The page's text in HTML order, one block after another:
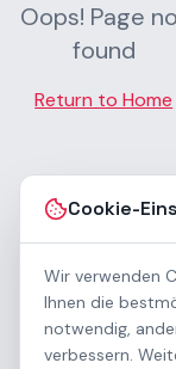
Cookie-
Wir verwenden
Ihnen die
notwendig,
verbessern.
Oops! Page
found
Return to Home